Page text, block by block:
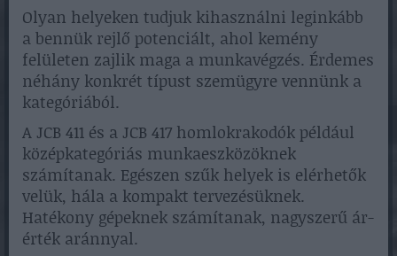
Olyan helyeken tudjuk kihasználni leginkább
a bennük rejlő potenciált, ahol kemény
felületen zajlik maga a munkavégzés. Érdemes
néhány konkrét típust szemügyre vennünk a
kategóriából.
A JCB 411 és a JCB 417 homlokrakodók például
középkategóriás munkaeszközöknek
számítanak. Egészen szűk helyek is elérhetők
velük, hála a kompakt tervezésüknek.
Hatékony gépeknek számítanak, nagyszerű ár-
érték aránnyal.